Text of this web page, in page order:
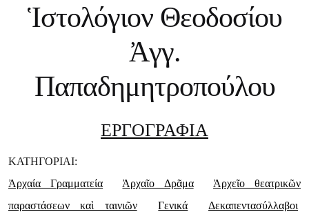
Ἱστολόγιον Θεοδοσίου
Ἀγγ.
Παπαδημητροπούλου
ΕΡΓΟΓΡΑΦΙΑ
ΚΑΤΗΓΟΡΙΑΙ:
Ἀρχαία Γραμματεία
Ἀρχαῖο Δρᾶμα
Ἀρχεῖο θεατρικῶν
παραστάσεων καὶ ταινιῶν
Γενικά
Δεκαπεντασύλλαβοι